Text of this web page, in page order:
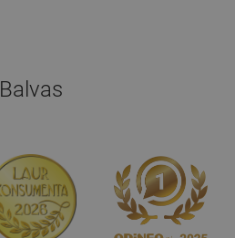
Balvas